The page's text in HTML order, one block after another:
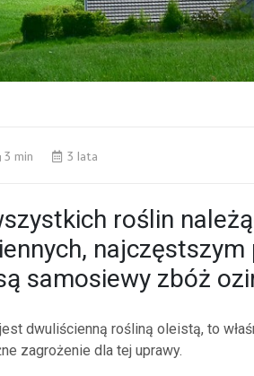
3 min 3 lata
roślin
samosiewy zbóż
dwuliścienną rośliną oleistą, to
zagrożenie dla tej uprawy.